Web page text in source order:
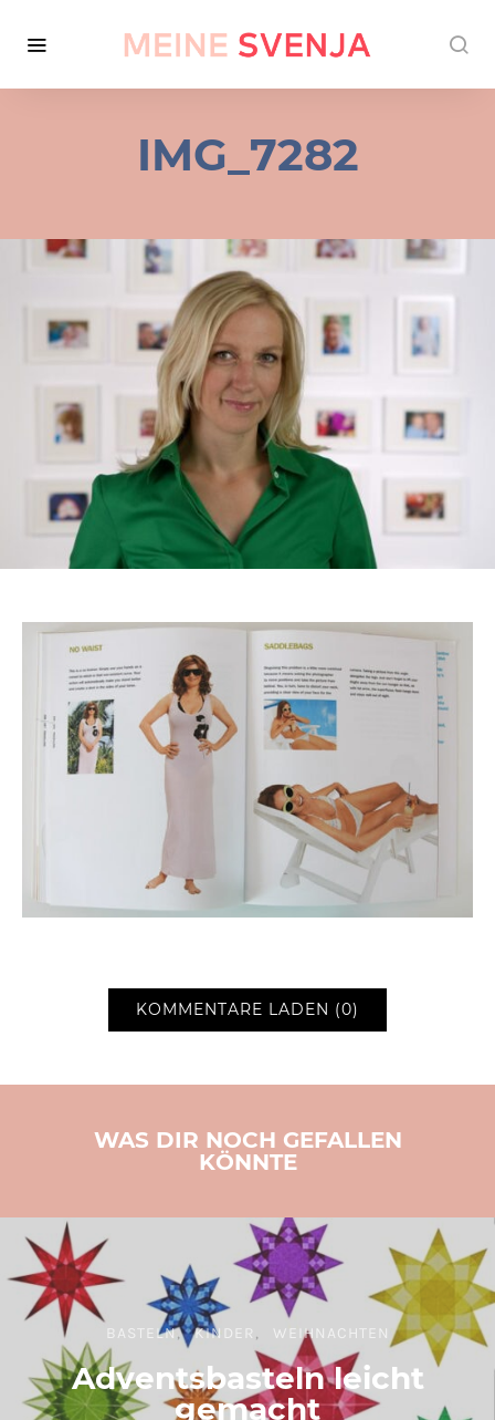
IMG_7282
KOMMENTARE LADEN (0)
WAS DIR NOCH GEFALLEN
KÖNNTE
BASTELN KINDER WEIHNACHTEN
Adventsbasteln leicht
gemacht